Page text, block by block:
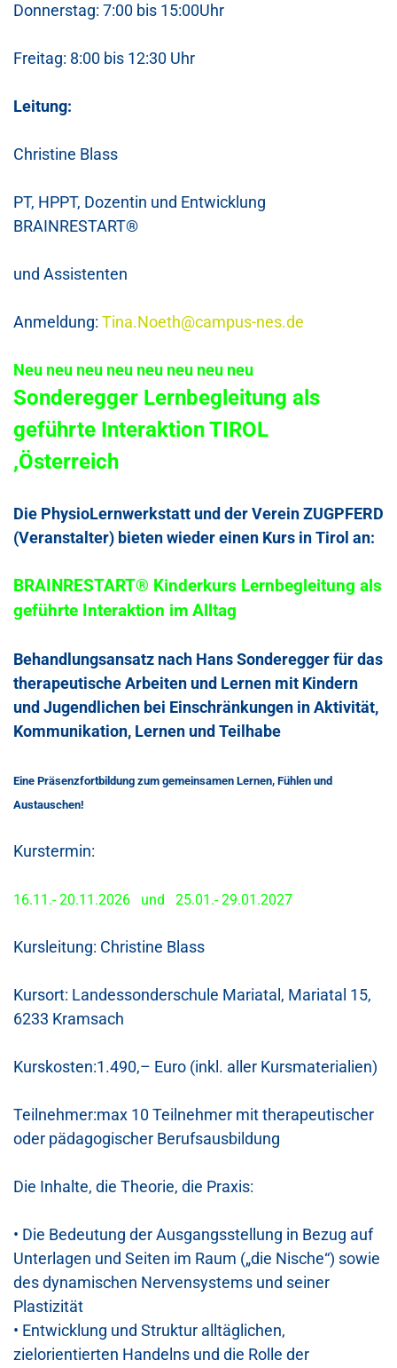
Donnerstag: 7:00 bis 15:00Uhr
Freitag: 8:00 bis 12:30 Uhr
Leitung:
Christine Blass
PT, HPPT, Dozentin und Entwicklung
BRAINRESTART®
und Assistenten
Anmeldung: Tina.Noeth@campus-nes.de
Neu neu neu neu neu neu neu neu
Sonderegger Lernbegleitung als
geführte Interaktion TIROL
,Österreich
Die PhysioLernwerkstatt und der Verein ZUGPFERD
(Veranstalter) bieten wieder einen Kurs in Tirol an:
BRAINRESTART® Kinderkurs Lernbegleitung als
geführte Interaktion im Alltag
Behandlungsansatz nach Hans Sondereggerfür das
therapeutischeArbeiten und Lernen mit Kindern
und Jugendlichen bei Einschränkungen in Aktivität,
Kommunikation, Lernen und Teilhabe
Eine Präsenzfortbildung zum gemeinsamen Lernen, Fühlen und
Austauschen!
Kurstermin: ​
16.11.- 20.11.2026 und 25.01.- 29.01.2027
Kursleitung: ​ Christine Blass
Kursort: ​Landessonderschule Mariatal, Mariatal 15,
6233 Kramsach
Kurskosten:1.490,– Euro (inkl. aller Kursmaterialien)
Teilnehmer:max 10 Teilnehmer mit therapeutischer
oder pädagogischer Berufsausbildung
Die Inhalte, die Theorie, die Praxis:
• Die Bedeutung der Ausgangsstellung in Bezug auf
Unterlagen und Seiten im Raum („die Nische“) sowie
des dynamischen Nervensystems und seiner
Plastizität
• Entwicklung und Struktur alltäglichen,
zielorientierten Handelns und die Rolle der